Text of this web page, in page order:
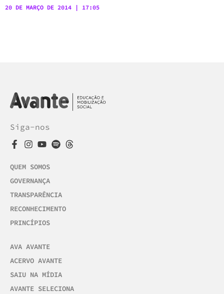
20 DE MARÇO DE 2014 17:05
Siga-nos
QUEM SOMOS
GOVERNANÇA
TRANSPARÊNCIA
RECONHECIMENTO
PRINCÍPIOS
AVA AVANTE
ACERVO AVANTE
SAIU NA MÍDIA
AVANTE SELECIONA